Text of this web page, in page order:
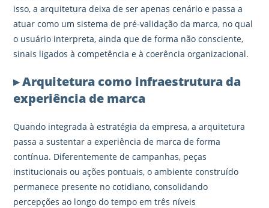
isso, a arquitetura deixa de ser apenas cenário e passa a
atuar como um sistema de pré-validação da marca, no qual
o usuário interpreta, ainda que de forma não consciente,
sinais ligados à competência e à coerência organizacional.
▸ Arquitetura como infraestrutura da
experiência de marca
Quando integrada à estratégia da empresa, a arquitetura
passa a sustentar a experiência de marca de forma
contínua. Diferentemente de campanhas, peças
institucionais ou ações pontuais, o ambiente construído
permanece presente no cotidiano, consolidando
percepções ao longo do tempo em três níveis